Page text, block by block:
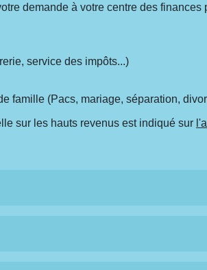
demande à votre centre des finances
service des impôts...)
famille (Pacs, mariage, séparation,
sur les hauts revenus est indiqué sur